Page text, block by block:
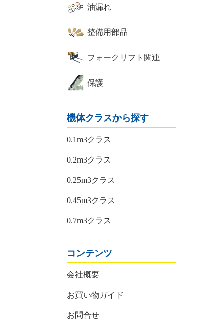
油漏れ
整備用部品
フォークリフト関連
保護
機体クラスから探す
0.1m3クラス
0.2m3クラス
0.25m3クラス
0.45m3クラス
0.7m3クラス
コンテンツ
会社概要
お買い物ガイド
お問合せ